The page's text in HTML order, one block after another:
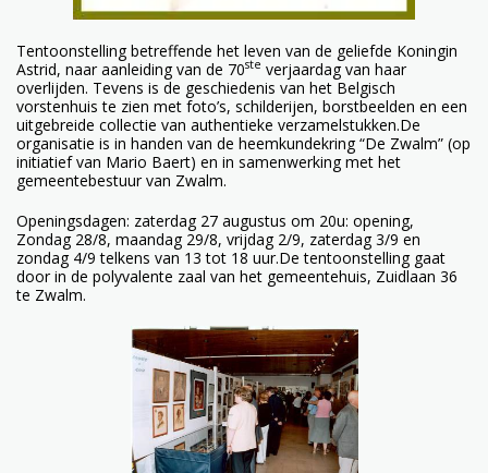
Tentoonstelling betreffende het leven van de geliefde Koningin
Astrid, naar aanleiding van de 70ste verjaardag van haar
overlijden. Tevens is de geschiedenis van het Belgisch
vorstenhuis te zien met foto’s, schilderijen, borstbeelden en een
uitgebreide collectie van authentieke verzamelstukken.De
organisatie is in handen van de heemkundekring “De Zwalm” (op
initiatief van Mario Baert) en in samenwerking met het
gemeentebestuur van Zwalm.
Openingsdagen: zaterdag 27 augustus om 20u: opening,
Zondag 28/8, maandag 29/8, vrijdag 2/9, zaterdag 3/9 en
zondag 4/9 telkens van 13 tot 18 uur.De tentoonstelling gaat
door in de polyvalente zaal van het gemeentehuis, Zuidlaan 36
te Zwalm.